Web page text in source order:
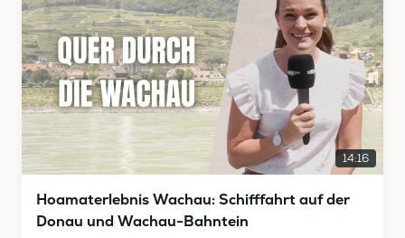
14:16
Hoamaterlebnis Wachau: Schifffahrt auf der
Donau und Wachau-Bahntein